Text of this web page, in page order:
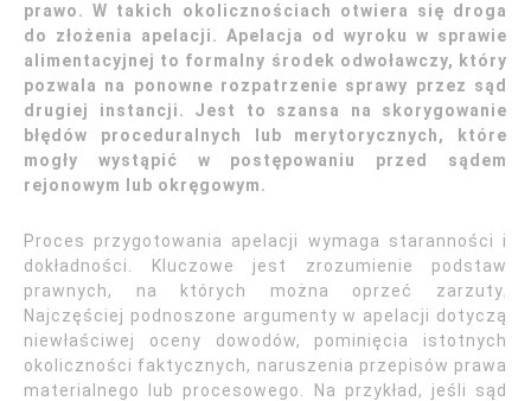
prawo. W takich okolicznościach otwiera się droga
do złożenia apelacji. Apelacja od wyroku w sprawie
alimentacyjnej to formalny środek odwoławczy, który
pozwala na ponowne rozpatrzenie sprawy przez sąd
drugiej instancji. Jest to szansa na skorygowanie
błędów proceduralnych lub merytorycznych, które
mogły wystąpić w postępowaniu przed sądem
rejonowym lub okręgowym.
Proces przygotowania apelacji wymaga staranności i
dokładności. Kluczowe jest zrozumienie podstaw
prawnych, na których można oprzeć zarzuty.
Najczęściej podnoszone argumenty w apelacji dotyczą
niewłaściwej oceny dowodów, pominięcia istotnych
okoliczności faktycznych, naruszenia przepisów prawa
materialnego lub procesowego. Na przykład, jeśli sąd